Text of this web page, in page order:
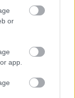
or
app.
...